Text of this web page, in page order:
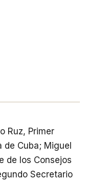
Ruz, Primer
Cuba; Miguel
de los Consejos
Secretario